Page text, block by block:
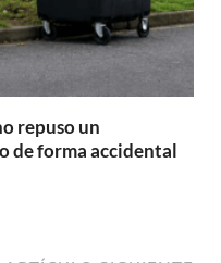
repuso un
de forma accidental